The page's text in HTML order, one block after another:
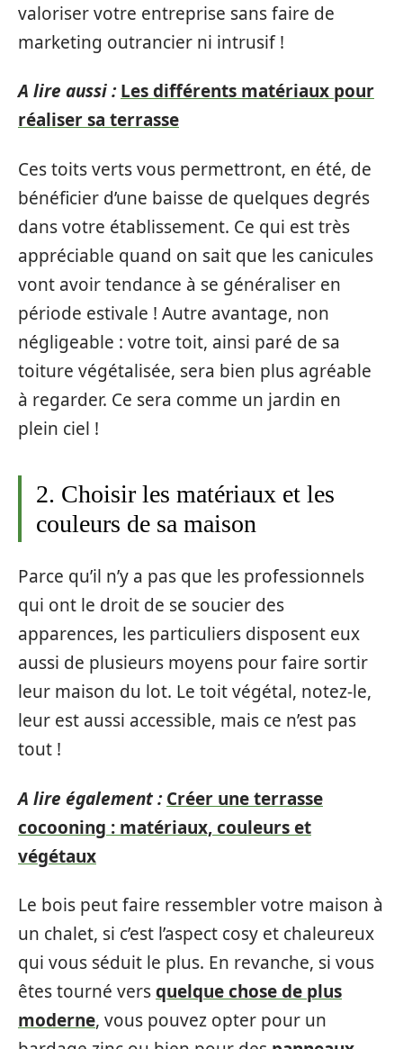
valoriser votre entreprise sans faire de
marketing outrancier ni intrusif !
A lire aussi : Les différents matériaux pour
réaliser sa terrasse
Ces toits verts vous permettront, en été, de
bénéficier d’une baisse de quelques degrés
dans votre établissement. Ce qui est très
appréciable quand on sait que les canicules
vont avoir tendance à se généraliser en
période estivale ! Autre avantage, non
négligeable : votre toit, ainsi paré de sa
toiture végétalisée, sera bien plus agréable
à regarder. Ce sera comme un jardin en
plein ciel !
2. Choisir les matériaux et les
couleurs de sa maison
Parce qu’il n’y a pas que les professionnels
qui ont le droit de se soucier des
apparences, les particuliers disposent eux
aussi de plusieurs moyens pour faire sortir
leur maison du lot. Le toit végétal, notez-le,
leur est aussi accessible, mais ce n’est pas
tout !
A lire également : Créer une terrasse
cocooning : matériaux, couleurs et
végétaux
Le bois peut faire ressembler votre maison à
un chalet, si c’est l’aspect cosy et chaleureux
qui vous séduit le plus. En revanche, si vous
êtes tourné versquelque chose de plus
moderne, vous pouvez opter pour un